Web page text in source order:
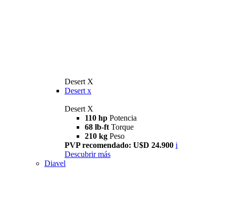
Desert X
Desert x
Desert X
110 hp Potencia
68 lb-ft Torque
210 kg Peso
PVP recomendado: U$D 24.900 i
Descubrir más
Diavel